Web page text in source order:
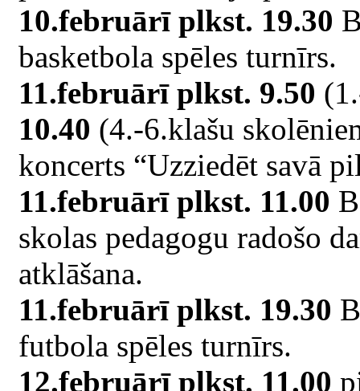
10.februārī plkst. 19.30
basketbola spēles turnīrs.
11.februārī plkst. 9.50
10.40 (4.-6.klašu
koncerts “Uzziedēt savā
11.februārī plkst. 11.00
skolas pedagogu radošo
atklāšana.
11.februārī plkst. 19.30
futbola spēles turnīrs.
12.februārī plkst. 11.00